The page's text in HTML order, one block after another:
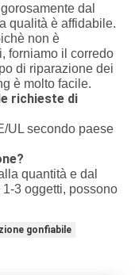
dal
qualità è affidabile.
non è
forniamo il corredo
di riparazione dei
è molto facile.
richieste di
UL secondo paese
quantità e dal
3 oggetti, possono
gonfiabile